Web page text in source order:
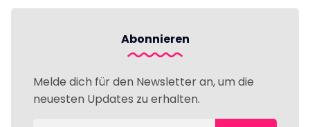
Abonnieren
Melde dich für den Newsletter an, um die
neuesten Updates zu erhalten.